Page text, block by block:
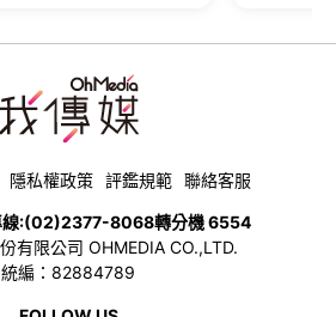
隱私權政策 評鑑規範 聯絡客服
:(02)2377-8068轉分機 6554
有限公司 OHMEDIA CO.,LTD.
統編：82884789